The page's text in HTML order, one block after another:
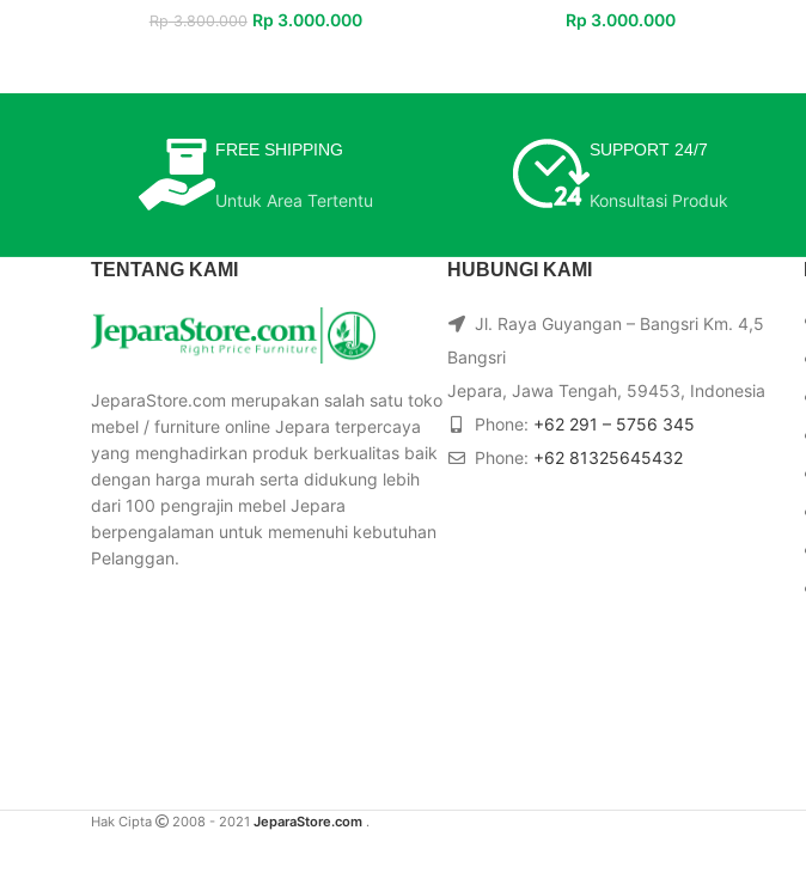
Rp3.800.000 Rp 3.000.000 Rp 3.000.000
FREE SHIPPING
Untuk Area Tertentu
SUPPORT 24/7
Konsultasi Produk
TENTANG KAMI
JeparaStore.com merupakan salah satu toko
mebel / furniture online Jepara terpercaya
yang menghadirkan produk berkualitas baik
dengan harga murah serta didukung lebih
dari 100 pengrajin mebel Jepara
berpengalaman untuk memenuhi kebutuhan
Pelanggan.
HUBUNGI KAMI
Jl. Raya Guyangan – Bangsri Km. 4,5
Bangsri
Jepara, Jawa Tengah, 59453, Indonesia
Phone: +62 291 – 5756 345
Phone: +62 81325645432
Hak Cipta 2008 - 2021 JeparaStore.com .